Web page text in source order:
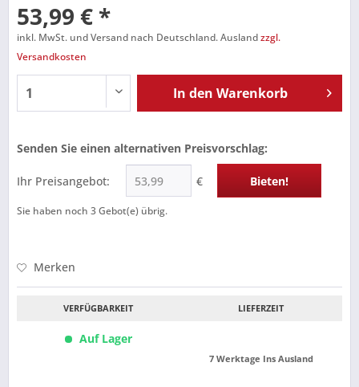
53,99 € *
inkl. MwSt. und Versand nach Deutschland. Auslandzzgl.
Versandkosten
In den Warenkorb
Senden Sie einen alternativen Preisvorschlag:
Ihr Preisangebot: € Bieten!
Sie haben noch 3Gebot(e) übrig.
Merken
VERFÜGBARKEIT
Auf Lager
LIEFERZEIT
7 Werktage Ins Ausland